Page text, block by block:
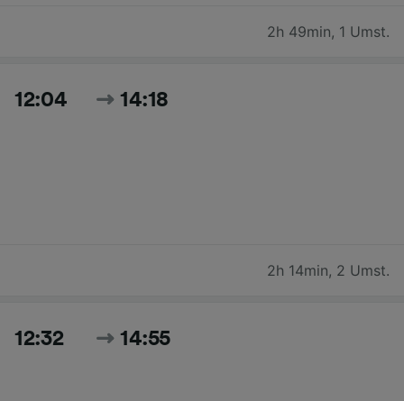
2h 49min, 1 Umst.
12:04 14:18
2h 14min, 2 Umst.
12:32 14:55